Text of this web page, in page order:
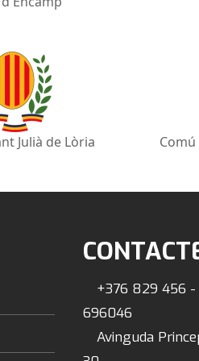
Julià de Lòria
+376 829 456 -
696046
Avinguda